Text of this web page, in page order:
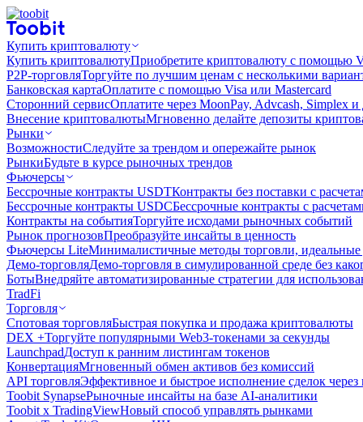
Купить криптовалюту
Купить криптовалютуПриобретите криптовалюту с помощью
P2P-торговляТоргуйте по лучшим ценам с несколькими
Банковская картаОплатите с помощью Visa или Mastercard
Сторонний сервисОплатите через MoonPay, Advcash, Simplex и
Внесение криптовалютыМгновенно делайте депозиты
Рынки
ВозможностиСледуйте за трендом и опережайте рынок
РынкиБудьте в курсе рыночных трендов
Фьючерсы
Бессрочные контракты USDTКонтракты без поставки с
Бессрочные контракты USDCБессрочные контракты с
Контракты на событияТоргуйте исходами рыночных событий
Рынок прогнозовПреобразуйте инсайты в ценность
Фьючерсы LiteМинималистичные методы торговли, идеальные
Демо-торговляДемо-торговля в симулированной среде без
БотыВнедряйте автоматизированные стратегии для
TradFi
Торговля
Спотовая торговляБыстрая покупка и продажа криптовалюты
DEX +Торгуйте популярными Web3-токенами за секунды
LaunchpadДоступ к ранним листингам токенов
КонвертацияМгновенный обмен активов без комиссий
API торговляЭффективное и быстрое исполнение сделок
Toobit SynapseРыночные инсайты на базе AI-аналитики
Toobit x TradingViewНовый способ управлять рынками